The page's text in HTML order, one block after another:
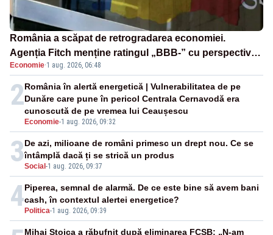
România a scăpat de retrogradarea economiei.
Agenția Fitch menține ratingul „BBB-” cu perspectivă
negativă
Economie·1 aug. 2026, 06:48
2
Economie-1 aug. 2026, 09:32
România în alertă energetică | Vulnerabilitatea de pe
Dunăre care pune în pericol Centrala Cernavodă era
cunoscută de pe vremea lui Ceaușescu
3Social -1 aug. 2026, 09:37
De azi, milioane de români primesc un drept nou. Ce se
întâmplă dacă ți se strică un produs
4 Politica-1 aug. 2026, 09:39
Piperea, semnal de alarmă. De ce este bine să avem bani
cash, în contextul alertei energetice?
Mihai Stoica a răbufnit după eliminarea FCSB: „N-am